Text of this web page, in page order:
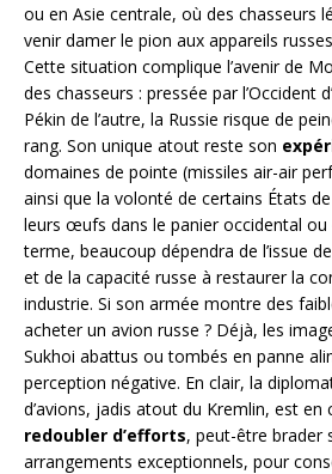
ou en Asie centrale, où des chasseurs
venir damer le pion aux appareils
Cette situation complique l’avenir de
des chasseurs : pressée par l’Occident
Pékin de l’autre, la Russie risque de
rang. Son unique atout reste son
domaines de pointe (missiles air-air
ainsi que la volonté de certains États
leurs œufs dans le panier occidental ou
terme, beaucoup dépendra de l’issue
et de la capacité russe à restaurer la
industrie. Si son armée montre des
acheter un avion russe ? Déjà, les
Sukhoi abattus ou tombés en panne
perception négative. En clair, la
d’avions, jadis atout du Kremlin, est en
redoubler d’efforts, peut-être brader
arrangements exceptionnels, pour